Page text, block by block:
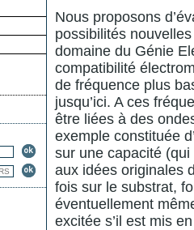
Nous proposons
possibilités
domaine du Génie
compatibilité
de fréquence plus
jusqu’ici. A ces
être liées à des
exemple constituée
sur une capacité
aux idées originales
fois sur le substrat,
éventuellement
excitée s’il est mis